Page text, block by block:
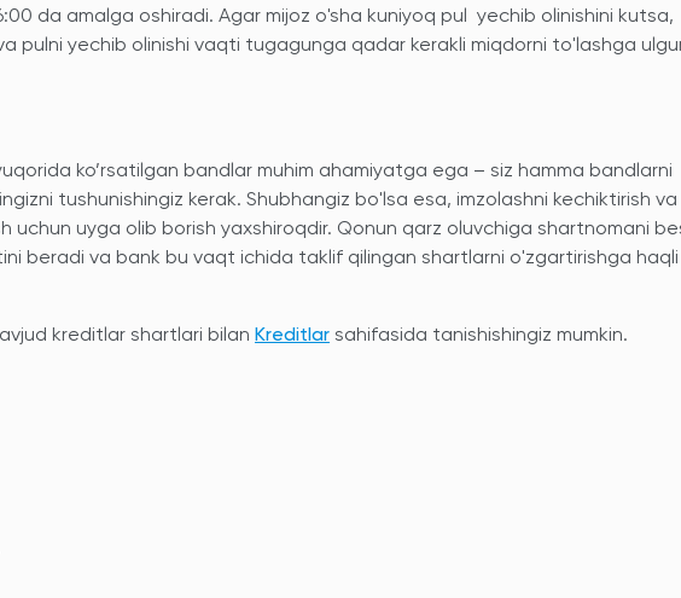
da amalga oshiradi. Agar mijoz o'sha kuniyoq pul yechib olinishini kutsa,
pulni yechib olinishi vaqti tugagunga qadar kerakli miqdorni to'lashga
ko’rsatilgan bandlar muhim ahamiyatga ega – siz hamma bandlarni
tushunishingiz kerak. Shubhangiz bo'lsa esa, imzolashni kechiktirish va
uchun uyga olib borish yaxshiroqdir. Qonun qarz oluvchiga shartnomani
beradi va bank bu vaqt ichida taklif qilingan shartlarni o'zgartirishga haqli
kreditlar shartlari bilan Kreditlar sahifasida tanishishingiz mumkin.